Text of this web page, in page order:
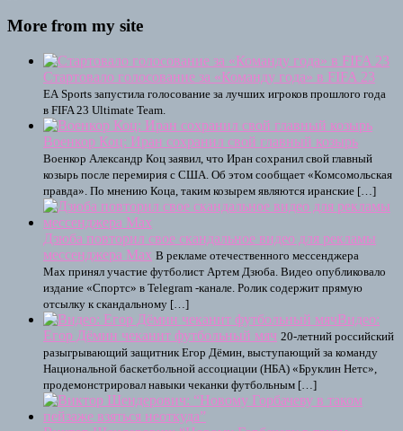
More from my site
Стартовало голосование за «Команду года» в FIFA 23
EA Sports запустила голосование за лучших игроков прошлого года
в FIFA 23 Ultimate Team.
Военкор Коц: Иран сохранил свой главный козырь
Военкор Александр Коц заявил, что Иран сохранил свой главный
козырь после перемирия с США. Об этом сообщает «Комсомольская
правда». По мнению Коца, таким козырем являются иранские […]
Дзюба повторил свое скандальное видео для рекламы
мессенджера Max В рекламе отечественного мессенджера
Max принял участие футболист Артем Дзюба. Видео опубликовало
издание «Спортс» в Telegram -канале. Ролик содержит прямую
отсылку к скандальному […]
Видео:
Егор Дёмин чеканит футбольный мяч 20-летний российский
разыгрывающий защитник Егор Дёмин, выступающий за команду
Национальной баскетбольной ассоциации (НБА) «Бруклин Нетс»,
продемонстрировал навыки чеканки футбольным […]